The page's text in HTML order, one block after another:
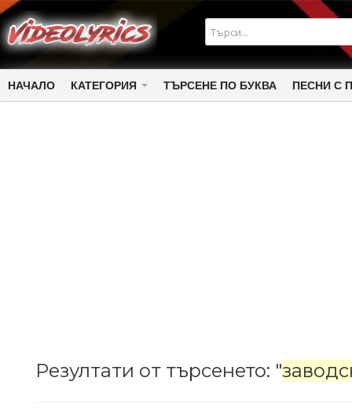
НАЧАЛО КАТЕГОРИЯ ТЪРСЕНЕ ПО БУКВА ПЕСНИ С
Резултати от търсенето: "